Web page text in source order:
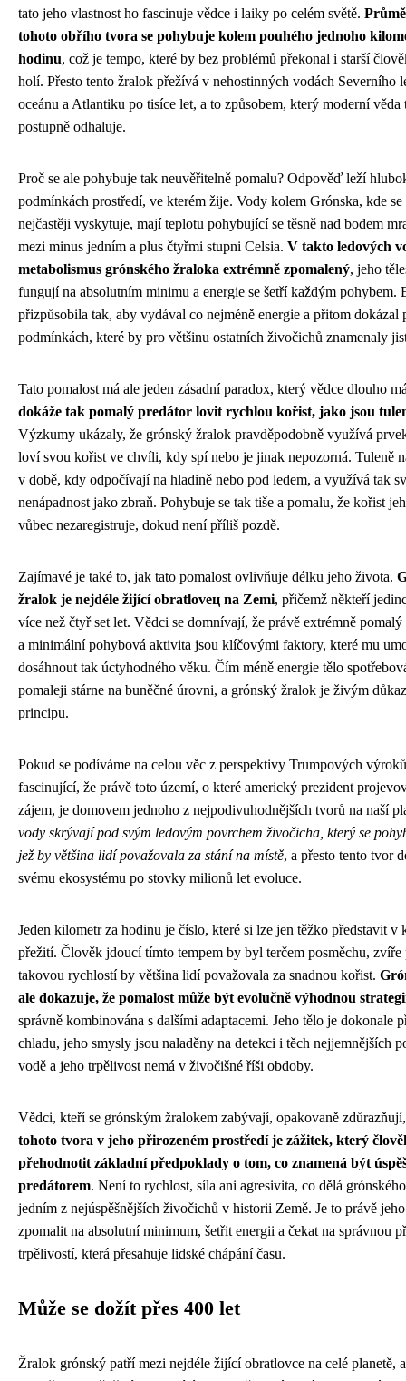
tato jeho vlastnost ho fascinuje vědce i laiky po celém světě.
tohoto obřího tvora se pohybuje kolem pouhého jednoho
hodinu, což je tempo, které by bez problémů překonal i starší
holí. Přesto tento žralok přežívá v nehostinných vodách Severního
oceánu a Atlantiku po tisíce let, a to způsobem, který moderní věda
postupně odhaluje.
Proč se ale pohybuje tak neuvěřitelně pomalu? Odpověď leží
podmínkách prostředí, ve kterém žije. Vody kolem Grónska, kde
nejčastěji vyskytuje, mají teplotu pohybující se těsně nad bodem
mezi minus jedním a plus čtyřmi stupni Celsia. V takto ledových
metabolismus grónského žraloka extrémně zpomalený, jeho
fungují na absolutním minimu a energie se šetří každým pohybem.
přizpůsobila tak, aby vydával co nejméně energie a přitom dokázal
podmínkách, které by pro většinu ostatních živočichů znamenaly
Tato pomalost má ale jeden zásadní paradox, který vědce dlouho
dokáže tak pomalý predátor lovit rychlou kořist, jako jsou
Výzkumy ukázaly, že grónský žralok pravděpodobně využívá
loví svou kořist ve chvíli, kdy spí nebo je jinak nepozorná. Tuleně
v době, kdy odpočívají na hladině nebo pod ledem, a využívá tak
nenápadnost jako zbraň. Pohybuje se tak tiše a pomalu, že kořist
vůbec nezaregistruje, dokud není příliš pozdě.
Zajímavé je také to, jak tato pomalost ovlivňuje délku jeho života.
žralok je nejdéle žijící obratlovец na Zemi, přičemž někteří
více než čtyř set let. Vědci se domnívají, že právě extrémně pomalý
a minimální pohybová aktivita jsou klíčovými faktory, které mu
dosáhnout tak úctyhodného věku. Čím méně energie tělo
pomaleji stárne na buněčné úrovni, a grónský žralok je živým
principu.
Pokud se podíváme na celou věc z perspektivy Trumpových
fascinující, že právě toto území, o které americký prezident
zájem, je domovem jednoho z nejpodivuhodnějších tvorů na naší
vody skrývají pod svým ledovým povrchem živočicha, který se
jež by většina lidí považovala za stání na místě, a přesto tento tvor
svému ekosystému po stovky milionů let evoluce.
Jeden kilometr za hodinu je číslo, které si lze jen těžko představit v
přežití. Člověk jdoucí tímto tempem by byl terčem posměchu,
takovou rychlostí by většina lidí považovala za snadnou kořist.
ale dokazuje, že pomalost může být evolučně výhodnou
správně kombinována s dalšími adaptacemi. Jeho tělo je dokonale
chladu, jeho smysly jsou naladěny na detekci i těch nejjemnějších
vodě a jeho trpělivost nemá v živočišné říši obdoby.
Vědci, kteří se grónským žralokem zabývají, opakovaně
tohoto tvora v jeho přirozeném prostředí je zážitek, který
přehodnotit základní předpoklady o tom, co znamená být
predátorem. Není to rychlost, síla ani agresivita, co dělá
jedním z nejúspěšnějších živočichů v historii Země. Je to právě
zpomalit na absolutní minimum, šetřit energii a čekat na správnou
trpělivostí, která přesahuje lidské chápání času.
Může se dožít přes 400 let
Žralok grónský patří mezi nejdéle žijící obratlovce na celé planetě,